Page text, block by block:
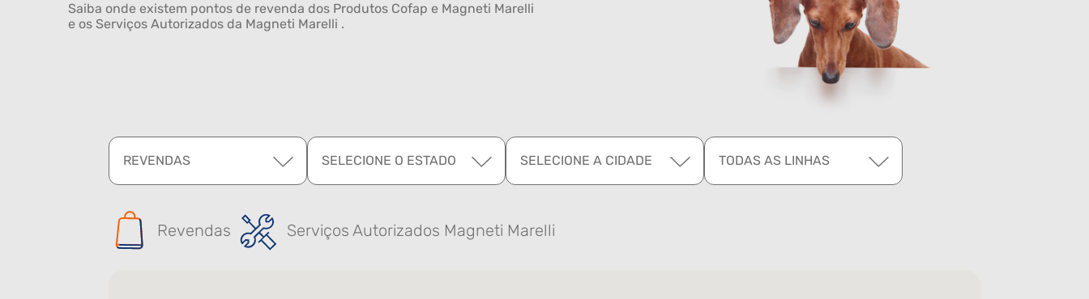
Saiba onde existem pontos de revenda dos Produtos Cofap e Magneti Marelli
e os Serviços Autorizados da Magneti Marelli .
REVENDAS SELECIONE O ESTADO SELECIONE A CIDADE TODAS AS LINHAS
Revendas Serviços Autorizados Magneti Marelli